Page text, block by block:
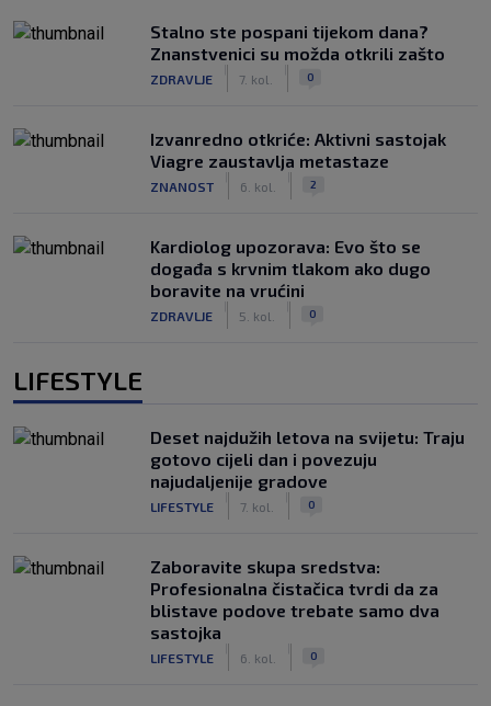
Stalno ste pospani tijekom dana?
Znanstvenici su možda otkrili zašto
ZDRAVLJE 7. kol. 0
Izvanredno otkriće: Aktivni sastojak
Viagre zaustavlja metastaze
ZNANOST 6. kol. 2
Kardiolog upozorava: Evo što se
događa s krvnim tlakom ako dugo
boravite na vrućini
ZDRAVLJE 5. kol. 0
LIFESTYLE
Deset najdužih letova na svijetu: Traju
gotovo cijeli dan i povezuju
najudaljenije gradove
LIFESTYLE 7. kol. 0
Zaboravite skupa sredstva:
Profesionalna čistačica tvrdi da za
blistave podove trebate samo dva
sastojka
LIFESTYLE 6. kol. 0